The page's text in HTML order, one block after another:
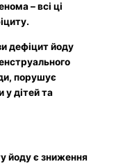
– всі ці
дефіцит йоду
порушує
у дітей та
йоду є зниження